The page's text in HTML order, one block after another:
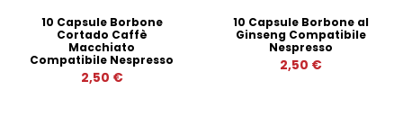
10 Capsule Borbone
Cortado Caffè
Macchiato
Compatibile Nespresso
2,50 €
10 Capsule Borbone al
Ginseng Compatibile
Nespresso
2,50 €